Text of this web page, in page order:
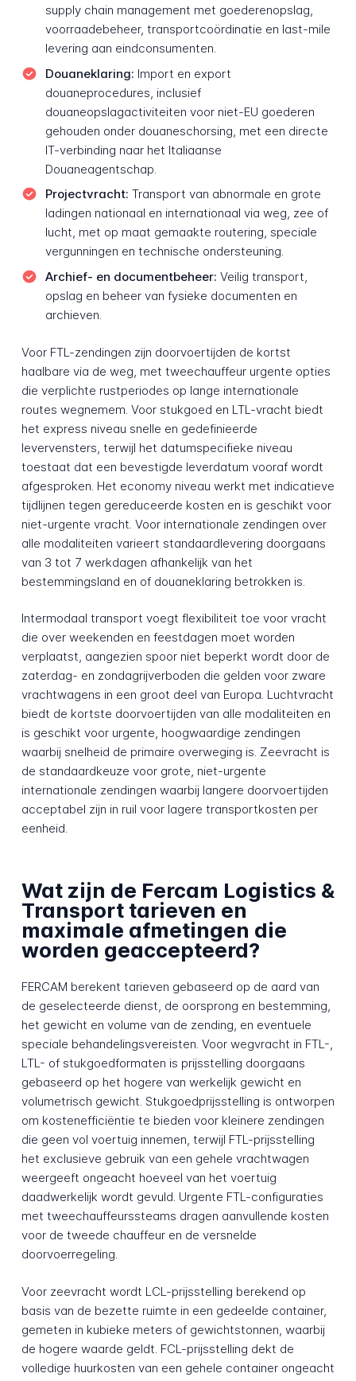
supply chain management met goederenopslag,
voorraadebeheer, transportcoördinatie en last-mile
levering aan eindconsumenten.
Douaneklaring: Import en export
douaneprocedures, inclusief
douaneopslagactiviteiten voor niet-EU goederen
gehouden onder douaneschorsing, met een directe
IT-verbinding naar het Italiaanse
Douaneagentschap.
Projectvracht: Transport van abnormale en grote
ladingen nationaal en internationaal via weg, zee of
lucht, met op maat gemaakte routering, speciale
vergunningen en technische ondersteuning.
Archief- en documentbeheer: Veilig transport,
opslag en beheer van fysieke documenten en
archieven.
Voor FTL-zendingen zijn doorvoertijden de kortst
haalbare via de weg, met tweechauffeur urgente opties
die verplichte rustperiodes op lange internationale
routes wegnemem. Voor stukgoed en LTL-vracht biedt
het express niveau snelle en gedefinieerde
levervensters, terwijl het datumspecifieke niveau
toestaat dat een bevestigde leverdatum vooraf wordt
afgesproken. Het economy niveau werkt met indicatieve
tijdlijnen tegen gereduceerde kosten en is geschikt voor
niet-urgente vracht. Voor internationale zendingen over
alle modaliteiten varieert standaardlevering doorgaans
van 3 tot 7 werkdagen afhankelijk van het
bestemmingsland en of douaneklaring betrokken is.
Intermodaal transport voegt flexibiliteit toe voor vracht
die over weekenden en feestdagen moet worden
verplaatst, aangezien spoor niet beperkt wordt door de
zaterdag- en zondagrijverboden die gelden voor zware
vrachtwagens in een groot deel van Europa. Luchtvracht
biedt de kortste doorvoertijden van alle modaliteiten en
is geschikt voor urgente, hoogwaardige zendingen
waarbij snelheid de primaire overweging is. Zeevracht is
de standaardkeuze voor grote, niet-urgente
internationale zendingen waarbij langere doorvoertijden
acceptabel zijn in ruil voor lagere transportkosten per
eenheid.
Wat zijn de Fercam Logistics &
Transport tarieven en
maximale afmetingen die
worden geaccepteerd?
FERCAM berekent tarieven gebaseerd op de aard van
de geselecteerde dienst, de oorsprong en bestemming,
het gewicht en volume van de zending, en eventuele
speciale behandelingsvereisten. Voor wegvracht in FTL-,
LTL- of stukgoedformaten is prijsstelling doorgaans
gebaseerd op het hogere van werkelijk gewicht en
volumetrisch gewicht. Stukgoedprijsstelling is ontworpen
om kostenefficiëntie te bieden voor kleinere zendingen
die geen vol voertuig innemen, terwijl FTL-prijsstelling
het exclusieve gebruik van een gehele vrachtwagen
weergeeft ongeacht hoeveel van het voertuig
daadwerkelijk wordt gevuld. Urgente FTL-configuraties
met tweechauffeurssteams dragen aanvullende kosten
voor de tweede chauffeur en de versnelde
doorvoerregeling.
Voor zeevracht wordt LCL-prijsstelling berekend op
basis van de bezette ruimte in een gedeelde container,
gemeten in kubieke meters of gewichtstonnen, waarbij
de hogere waarde geldt. FCL-prijsstelling dekt de
volledige huurkosten van een gehele container ongeacht